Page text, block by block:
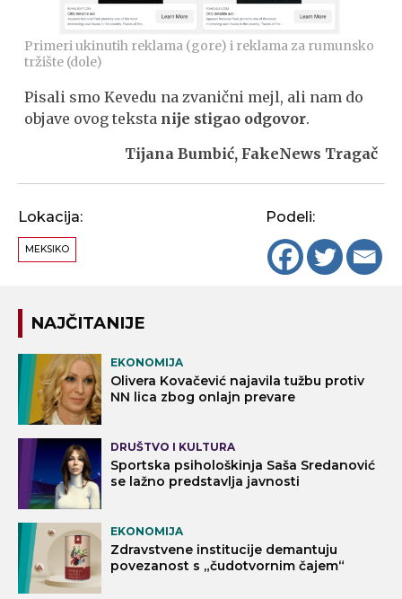
Primeri ukinutih reklama (gore) i reklama za rumunsko
tržište (dole)
Pisali smo Kevedu na zvanični mejl, ali nam do
objave ovog teksta nije stigao odgovor.
Tijana Bumbić, FakeNews Tragač
Lokacija:
MEKSIKO
Podeli:
NAJČITANIJE
EKONOMIJA
Olivera Kovačević najavila tužbu protiv
NN lica zbog onlajn prevare
DRUŠTVO I KULTURA
Sportska psihološkinja Saša Sredanović
se lažno predstavlja javnosti
EKONOMIJA
Zdravstvene institucije demantuju
povezanost s „čudotvornim čajem“